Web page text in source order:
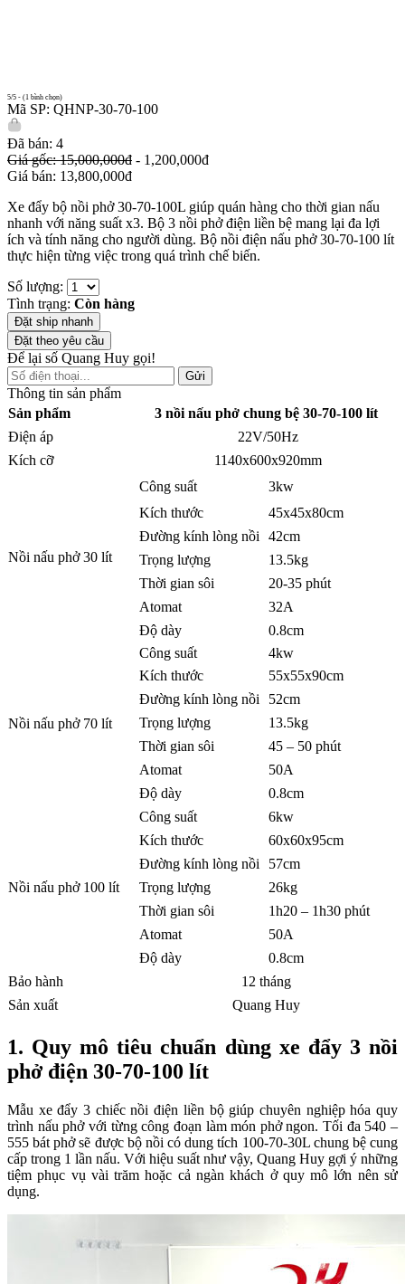
5/5 - (1 bình chọn)
Mã SP: QHNP-30-70-100
Đã bán: 4
Giá gốc: 15,000,000đ - 1,200,000đ
Giá bán: 13,800,000đ
Xe đẩy bộ nồi phở 30-70-100L giúp quán hàng cho thời gian nấu
nhanh với năng suất x3. Bộ 3 nồi phở điện liền bệ mang lại đa lợi
ích và tính năng cho người dùng. Bộ nồi điện nấu phở 30-70-100 lít
thực hiện từng việc trong quá trình chế biến.
Số lượng:
Tình trạng: Còn hàng
Đặt ship nhanh
Đặt theo yêu cầu
Để lại số Quang Huy gọi!
Gửi
Thông tin sản phẩm
Sản phẩm
3 nồi nấu phở chung bệ 30-70-100 lít
Điện áp
22V/50Hz
Kích cỡ
1140x600x920mm
Nồi nấu phở 30 lít
Công suất
3kw
Kích thước
45x45x80cm
Đường kính lòng nồi
42cm
Trọng lượng
13.5kg
Thời gian sôi
20-35 phút
Atomat
32A
Độ dày
0.8cm
Nồi nấu phở 70 lít
Công suất
4kw
Kích thước
55x55x90cm
Đường kính lòng nồi
52cm
Trọng lượng
13.5kg
Thời gian sôi
45 – 50 phút
Atomat
50A
Độ dày
0.8cm
Nồi nấu phở 100 lít
Công suất
6kw
Kích thước
60x60x95cm
Đường kính lòng nồi
57cm
Trọng lượng
26kg
Thời gian sôi
1h20 – 1h30 phút
Atomat
50A
Độ dày
0.8cm
Bảo hành
12 tháng
Sản xuất
Quang Huy
1. Quy mô tiêu chuẩn dùng xe đẩy 3 nồi
phở điện 30-70-100 lít
Mẫu xe đẩy 3 chiếc nồi điện liền bộ giúp chuyên nghiệp hóa quy
trình nấu phở với từng công đoạn làm món phở ngon. Tối đa 540 –
555 bát phở sẽ được bộ nồi có dung tích 100-70-30L chung bệ cung
cấp trong 1 lần nấu. Với hiệu suất như vậy, Quang Huy gợi ý những
tiệm phục vụ vài trăm hoặc cả ngàn khách ở quy mô lớn nên sử
dụng.